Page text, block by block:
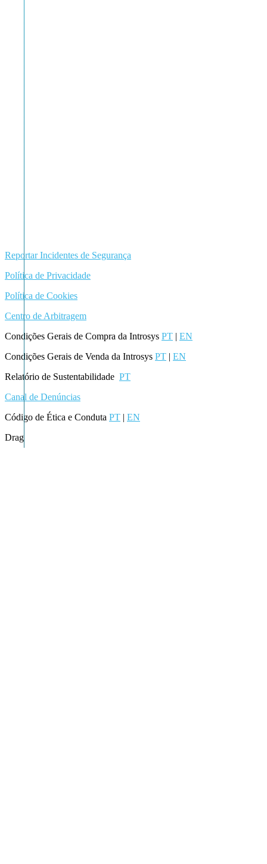
Reportar Incidentes de Segurança
Política de Privacidade
Política de Cookies
Centro de Arbitragem
Condições Gerais de Compra da Introsys PT | EN
Condições Gerais de Venda da Introsys PT | EN
Relatório de Sustentabilidade PT
Canal de Denúncias
Código de Ética e Conduta PT | EN
Drag